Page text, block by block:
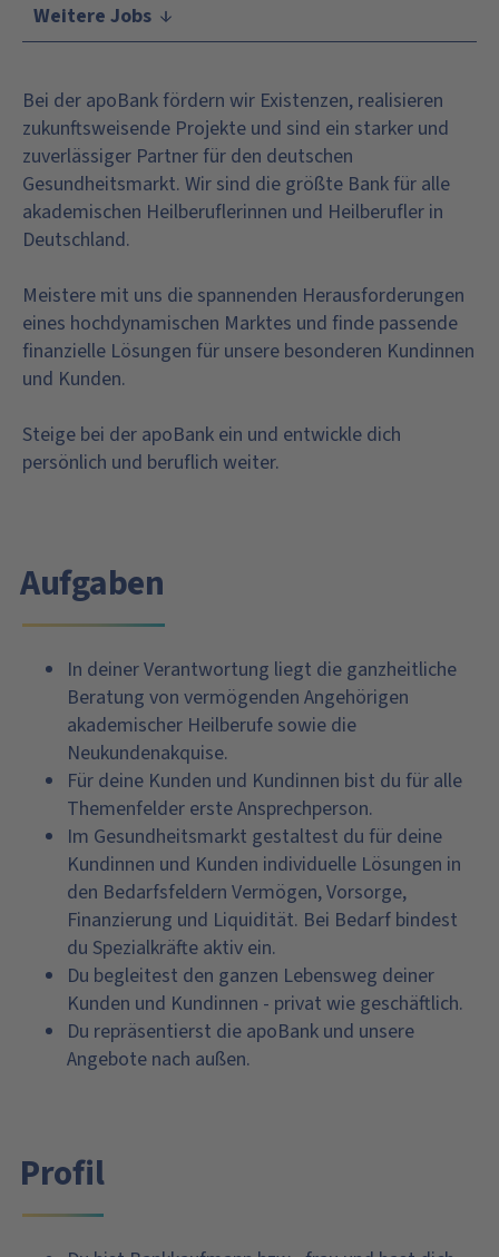
Weitere Jobs
Bei der apoBank fördern wir Existenzen, realisieren
zukunftsweisende Projekte und sind ein starker und
zuverlässiger Partner für den deutschen
Gesundheitsmarkt. Wir sind die größte Bank für alle
akademischen Heilberuflerinnen und Heilberufler in
Deutschland.
Meistere mit uns die spannenden Herausforderungen
eines hochdynamischen Marktes und finde passende
finanzielle Lösungen für unsere besonderen Kundinnen
und Kunden.
Steige bei der apoBank ein und entwickle dich
persönlich und beruflich weiter.
Aufgaben
In deiner Verantwortung liegt die ganzheitliche
Beratung von vermögenden Angehörigen
akademischer Heilberufe sowie die
Neukundenakquise.
Für deine Kunden und Kundinnen bist du für alle
Themenfelder erste Ansprechperson.
Im Gesundheitsmarkt gestaltest du für deine
Kundinnen und Kunden individuelle Lösungen in
den Bedarfsfeldern Vermögen, Vorsorge,
Finanzierung und Liquidität. Bei Bedarf bindest
du Spezialkräfte aktiv ein.
Du begleitest den ganzen Lebensweg deiner
Kunden und Kundinnen - privat wie geschäftlich.
Du repräsentierst die apoBank und unsere
Angebote nach außen.
Profil